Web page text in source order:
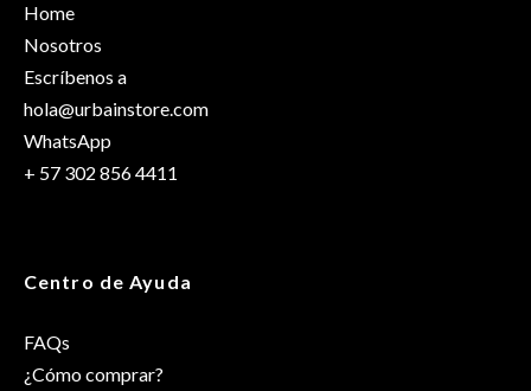
Home
Nosotros
Escríbenos a
hola@urbainstore.com
WhatsApp
+ 57 302 856 4411
Centro de Ayuda
FAQs
¿Cómo comprar?